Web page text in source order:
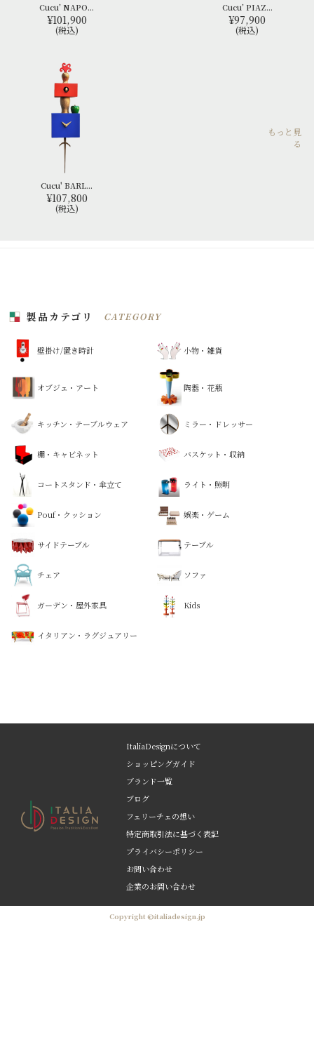
Cucu’ NAPO...
¥101,900
(税込)
Cucu’ PIAZ...
¥97,900
(税込)
Cucu' BARL...
¥107,800
(税込)
もっと見
る
製品カテゴリ CATEGORY
壁掛け/置き時計 小物・雑貨
オブジェ・アート 陶器・花瓶
キッチン・テーブルウェア ミラー・ドレッサー
棚・キャビネット バスケット・収納
コートスタンド・傘立て ライト・照明
Pouf・クッション 娯楽・ゲーム
サイドテーブル テーブル
チェア ソファ
ガーデン・屋外家具 Kids
イタリアン・ラグジュアリー
ItaliaDesignについて
ショッピングガイド
ブランド一覧
ブログ
フェリーチェの想い
特定商取引法に基づく表記
プライバシーポリシー
お問い合わせ
企業のお問い合わせ
Copyright ©italiadesign.jp